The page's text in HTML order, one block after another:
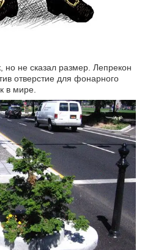
но не сказал размер. Лепрекон
отверстие для фонарного
в мире.